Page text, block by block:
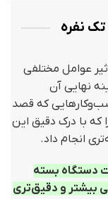
نفره
عوامل مختلفی
نهایی آن
که قصد
که با درک دقیق این
انجام داد.
دستگاه بسته
بیشتر و دقیق‌تری